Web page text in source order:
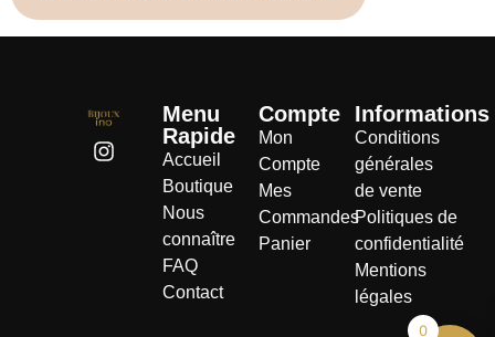
Menu
Rapide
Accueil
Boutique
Nous
connaître
FAQ
Contact
Compte
Mon
Compte
Mes
Commandes
Panier
Informations
Conditions
générales
de vente
Politiques de
confidentialité
Mentions
légales
0